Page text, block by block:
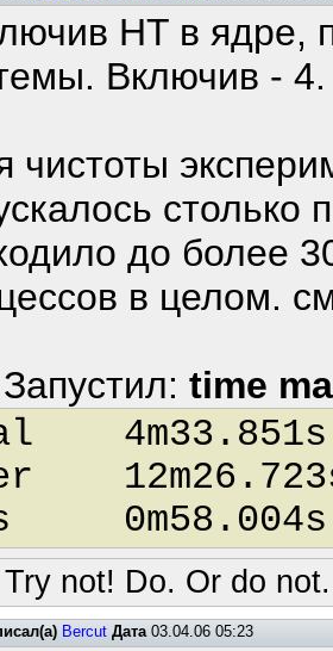
HT в ядре,
Включив - 4.
чистоты
столько
до более
в целом.
time
4m33.851s
0m58.004s
not! Do. Or do
Bercut Дата03.04.06 05:23